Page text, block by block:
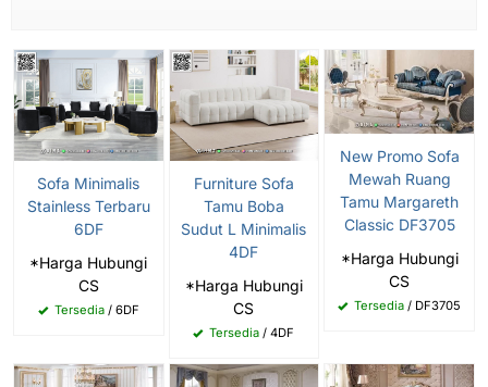
Sofa Minimalis
Stainless Terbaru
6DF
*Harga Hubungi
CS
Tersedia/ 6DF
Furniture Sofa
Tamu Boba
Sudut L Minimalis
4DF
*Harga Hubungi
CS
Tersedia / 4DF
New Promo Sofa
Mewah Ruang
Tamu Margareth
Classic DF3705
*Harga Hubungi
CS
Tersedia / DF3705